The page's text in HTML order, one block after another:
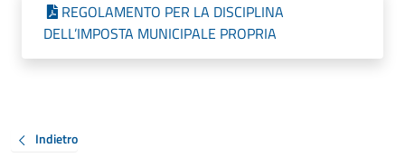
REGOLAMENTO PER LA DISCIPLINA
DELL’IMPOSTA MUNICIPALE PROPRIA
Indietro